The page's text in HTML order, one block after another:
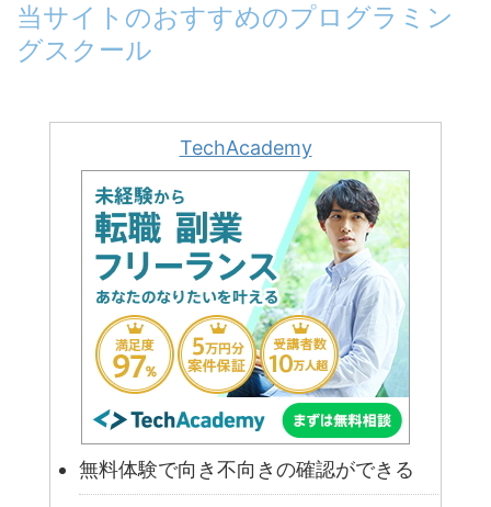
当サイトのおすすめのプログラミン
グスクール
TechAcademy
無料体験で向き不向きの確認ができる